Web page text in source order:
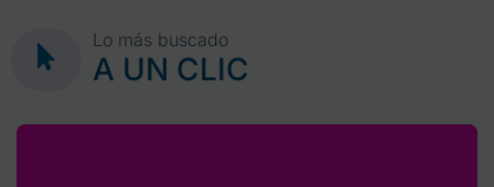
Lo más buscado
A UN CLIC